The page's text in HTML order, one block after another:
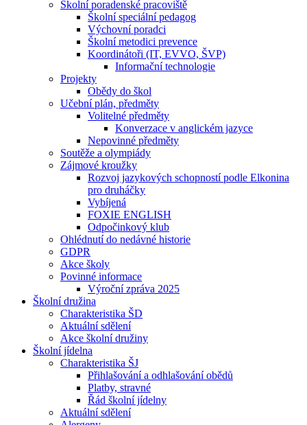
Školní poradenské pracoviště
Školní speciální pedagog
Výchovní poradci
Školní metodici prevence
Koordinátoři (IT, EVVO, ŠVP)
Informační technologie
Projekty
Obědy do škol
Učební plán, předměty
Volitelné předměty
Konverzace v anglickém jazyce
Nepovinné předměty
Soutěže a olympiády
Zájmové kroužky
Rozvoj jazykových schopností podle Elkonina
pro druháčky
Vybíjená
FOXIE ENGLISH
Odpočinkový klub
Ohlédnutí do nedávné historie
GDPR
Akce školy
Povinné informace
Výroční zpráva 2025
Školní družina
Charakteristika ŠD
Aktuální sdělení
Akce školní družiny
Školní jídelna
Charakteristika ŠJ
Přihlašování a odhlašování obědů
Platby, stravné
Řád školní jídelny
Aktuální sdělení